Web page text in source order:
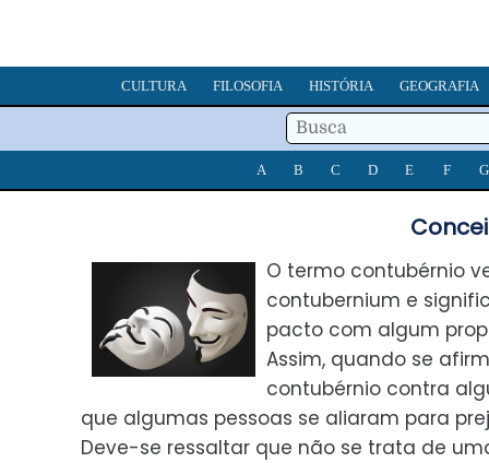
CULTURA FILOSOFIA HISTÓRIA GEOGRAFIA
A B C D E F G
O termo contubérnio
contubernium e
pacto com algum
Assim, quando se
contubérnio contra
que algumas pessoas se aliaram para
Deve-se ressaltar que não se trata de